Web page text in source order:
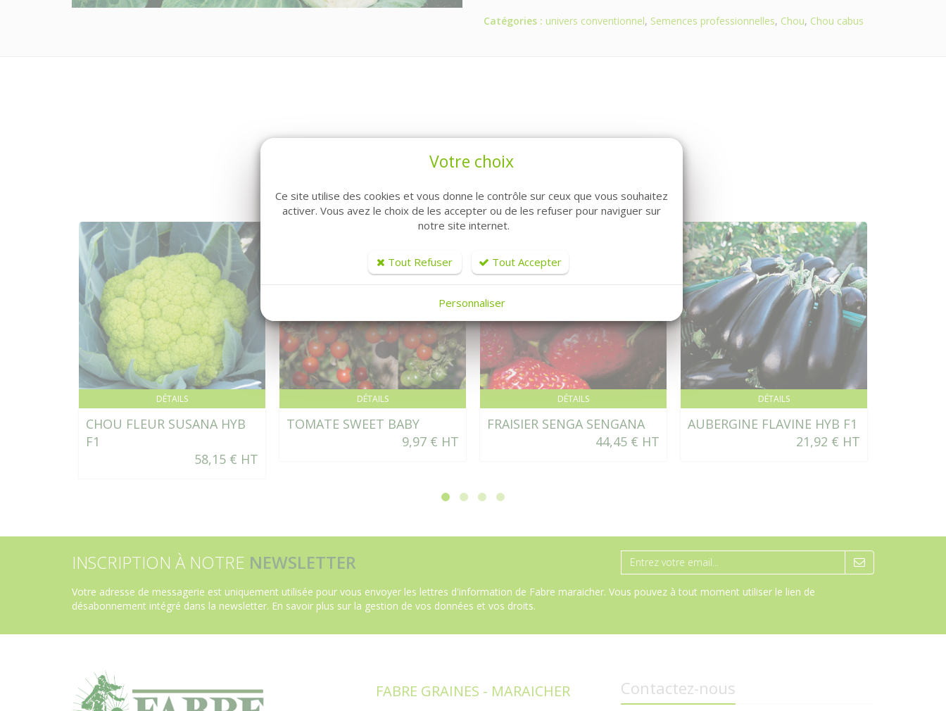
Catégories : univers conventionnel, Semences professionnelles, Chou, Chou cabus
ARTICLES CONNEXES
DÉTAILS
CHOU FLEUR SUSANA HYB
F1
58,15 € HT
DÉTAILS
TOMATE SWEET BABY
9,97 € HT
DÉTAILS
FRAISIER SENGA SENGANA
44,45 € HT
DÉTAILS
AUBERGINE FLAVINE HYB F1
21,92 € HT
INSCRIPTION À NOTRE NEWSLETTER
Votre adresse de messagerie est uniquement utilisée pour vous envoyer les lettres d'information de Fabre maraicher. Vous pouvez à tout moment utiliser le lien de
désabonnement intégré dans la newsletter. En savoir plus sur la gestion de vos données et vos droits.
FABRE GRAINES - MARAICHER Contactez-nous
Votre choix
Ce site utilise des cookies et vous donne le contrôle sur ceux que vous souhaitez
activer. Vous avez le choix de les accepter ou de les refuser pour naviguer sur
notre site internet.
Tout Refuser Tout Accepter
Personnaliser